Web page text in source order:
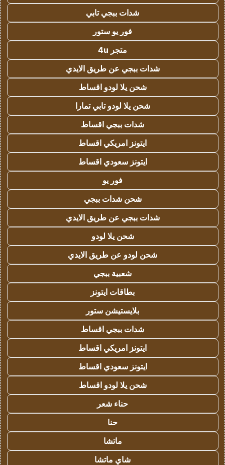
شدات ببجي تابي
فور يو ستور
متجر 4u
شدات ببجي عن طريق الايدي
شحن يلا لودو اقساط
شحن يلا لودو تابي تمارا
شدات ببجي اقساط
ايتونز امريكي اقساط
ايتونز سعودي اقساط
فور يو
شحن شدات ببجي
شدات ببجي عن طريق الايدي
شحن يلا لودو
شحن لودو عن طريق الايدي
شعبية ببجي
بطاقات ايتونز
بلايستيشن ستور
شدات ببجي اقساط
ايتونز امريكي اقساط
ايتونز سعودي اقساط
شحن يلا لودو اقساط
حناء شعر
حنا
ماتشا
شاي ماتشا